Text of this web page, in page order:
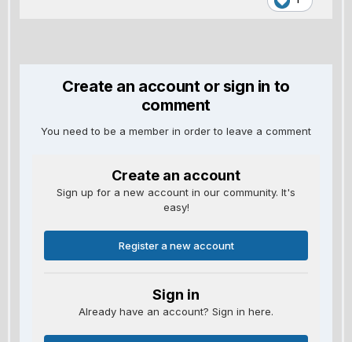
Create an account or sign in to
comment
You need to be a member in order to leave a comment
Create an account
Sign up for a new account in our community. It's
easy!
Register a new account
Sign in
Already have an account? Sign in here.